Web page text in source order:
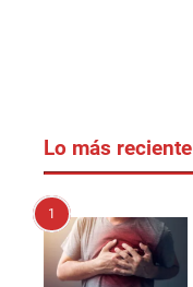
Lo más reciente
1